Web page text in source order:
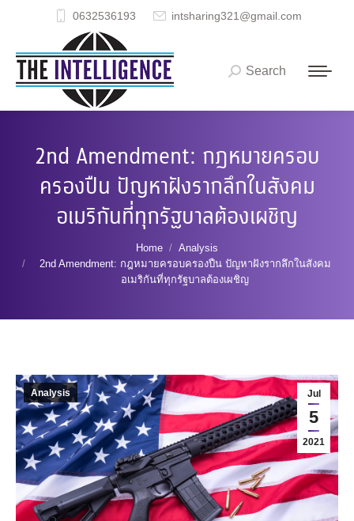
0632536193 intsharing321@gmail.com
Search:
Search
2nd Amendment: กฎหมายครอบ
ครองปืน ปัญหาฝังรากลึกในสังคม
อเมริกันที่ทุกรัฐบาลต้องเผชิญ
Home
Analysis
2nd Amendment: กฎหมายครอบครองปืน ปัญหาฝังรากลึกในสังคม
อเมริกันที่ทุกรัฐบาลต้องเผชิญ
Jul
5
2021
Analysis